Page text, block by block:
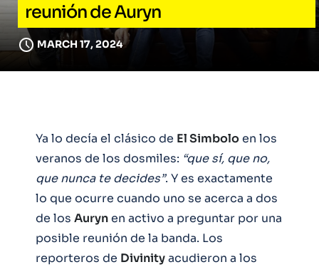
reunión de Auryn
MARCH 17, 2024
Ya lo decía el clásico de El Simboloen los
veranos de los dosmiles: “que sí, que no,
que nunca te decides”. Y es exactamente
lo que ocurre cuando uno se acerca a dos
de los Aurynen activo a preguntar por una
posible reunión de la banda. Los
reporteros de Divinityacudieron a los